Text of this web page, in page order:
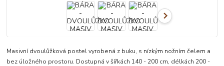
Masivní dvoulůžková postel vyrobená z buku, s nízkým nožním čelem a
bez úložného prostoru. Dostupná v šířkách 140 - 200 cm, délkách 200 -